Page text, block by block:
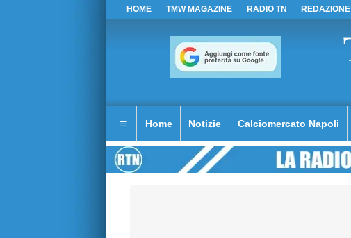
HOME TMW MAGAZINE RADIO TN REDAZIONE
Home Notizie Calciomercato Napoli